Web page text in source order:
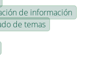
de información
de temas